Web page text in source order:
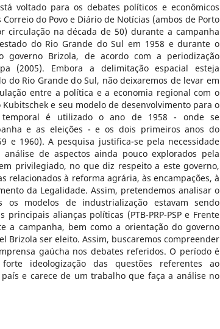
voltado para os debates políticos e econômicos
do Povo e Diário de Notícias (ambos de Porto
circulação na década de 50) durante a campanha
do Rio Grande do Sul em 1958 e durante o
governo Brizola, de acordo com a periodização
(2005). Embora a delimitação espacial esteja
do Rio Grande do Sul, não deixaremos de levar em
entre a política e a economia regional com o
Kubitschek e seu modelo de desenvolvimento para o
temporal é utilizado o ano de 1958 - onde se
e as eleições - e os dois primeiros anos do
e 1960). A pesquisa justifica-se pela necessidade
de aspectos ainda pouco explorados pela
privilegiado, no que diz respeito a este governo,
relacionados à reforma agrária, às encampações, à
da Legalidade. Assim, pretendemos analisar o
os modelos de industrialização estavam sendo
principais alianças políticas (PTB-PRP-PSP e Frente
a campanha, bem como a orientação do governo
Brizola ser eleito. Assim, buscaremos compreender
gaúcha nos debates referidos. O período é
ideologização das questões referentes ao
e carece de um trabalho que faça a análise no